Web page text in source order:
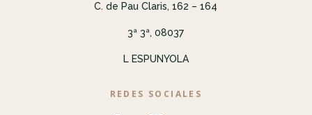
C. de Pau Claris, 162 – 164
3ª 3ª, 08037
L ESPUNYOLA
REDES SOCIALES